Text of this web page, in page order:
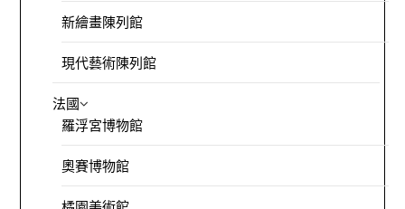
新繪畫陳列館
現代藝術陳列館
法國
羅浮宮博物館
奧賽博物館